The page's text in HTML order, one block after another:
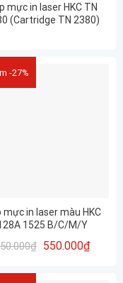
mực in laser HKC TN
(Cartridge TN 2380)
L2360DN L2365DW
L2380DW
-27%
mực in laser màu HKC
1525 B/C/M/Y
323)
₫ 550.000₫